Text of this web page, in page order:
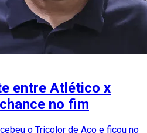
entre Atlético x
no fim
o Tricolor de Aço e ficou no